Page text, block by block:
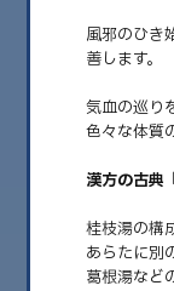
風邪のひき
善します。
気血の巡り
色々な体質
漢方の古典
桂枝湯の構
あらたに別
葛根湯など